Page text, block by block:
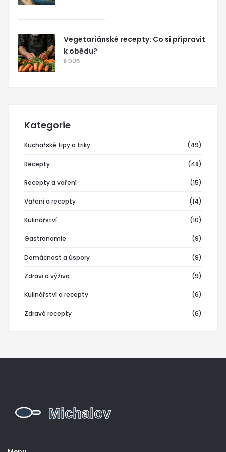
Vegetariánské recepty: Co si připravit
k obědu?
8 DUB
Kategorie
Kuchařské tipy a triky (49)
Recepty (48)
Recepty a vaření (15)
Vaření a recepty (14)
Kulinářství (10)
Gastronomie (9)
Domácnost a úspory (9)
Zdraví a výživa (9)
Kulinářství a recepty (6)
Zdravé recepty (6)